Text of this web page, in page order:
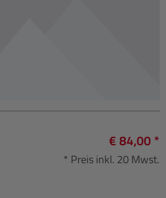
€ 84,00 *
* Preis inkl. 20 Mwst.